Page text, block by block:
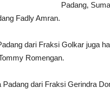
Padang,
Fadly Amran.
dari Fraksi Golkar juga
Romengan.
dari Fraksi Gerindra